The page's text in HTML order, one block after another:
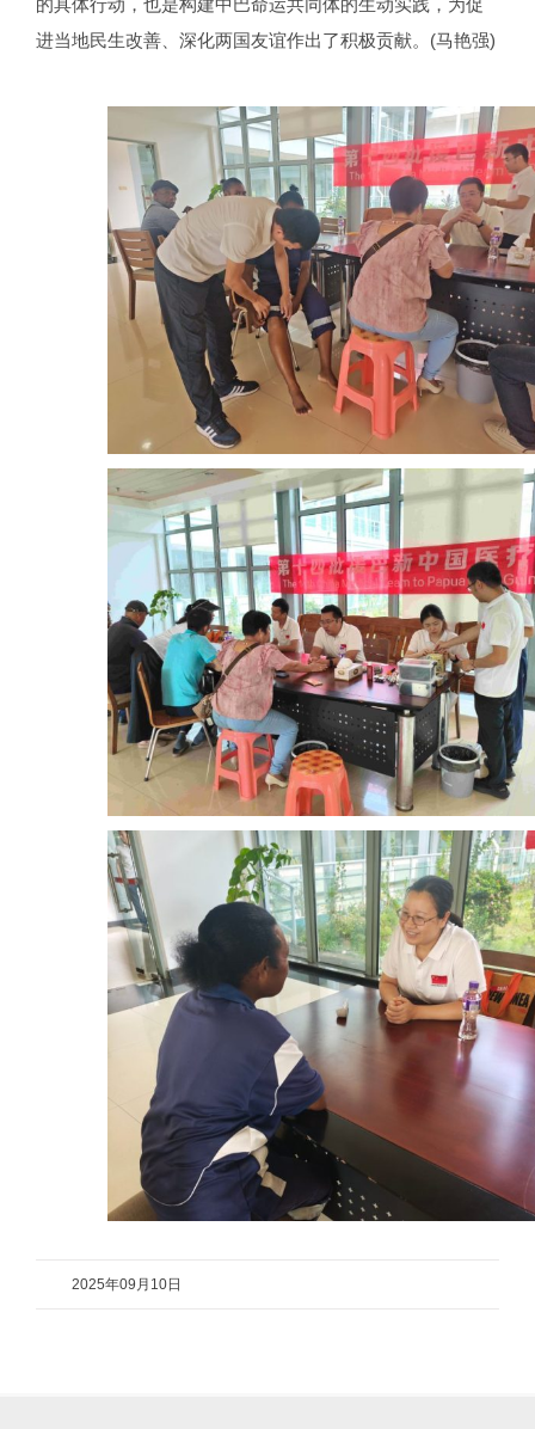
的具体行动，也是构建中巴命运共同体的生动实践，为促
进当地民生改善、深化两国友谊作出了积极贡献。(马艳强)
2025年09月10日